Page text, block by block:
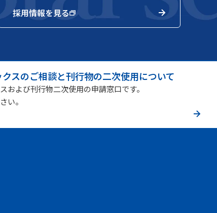
採用情報を見る
スのご相談と刊行物の二次使用について
および刊行物二次使用の申請窓口です。
い。